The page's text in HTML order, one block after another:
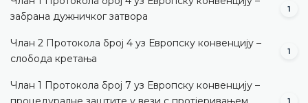
забрана дужничког затвора
1
Члан 2 Протокола број 4 уз Европску конвенцију –
слобода кретања
1
Члан 1 Протокола број 7 уз Европску конвенцију –